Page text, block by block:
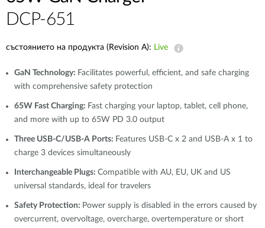
DCP-651
състоянието на продукта (Revision A): Live
GaN Technology: Facilitates powerful, efficient, and safe charging
with comprehensive safety protection
65W Fast Charging: Fast charging your laptop, tablet, cell phone,
and more with up to 65W PD 3.0 output
Three USB-C/USB-A Ports: Features USB-C x 2 and USB-A x 1 to
charge 3 devices simultaneously
Interchangeable Plugs: Compatible with AU, EU, UK and US
universal standards, ideal for travelers
Safety Protection: Power supply is disabled in the errors caused by
overcurrent, overvoltage, overcharge, overtemperature or short